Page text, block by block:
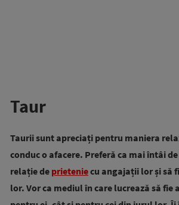
Taur
Taurii sunt apreciați pentru maniera
conduc o afacere. Preferă ca mai întâi
relație de prieteniecu angajații lor și să
lor. Vor ca mediul în care lucrează să fie